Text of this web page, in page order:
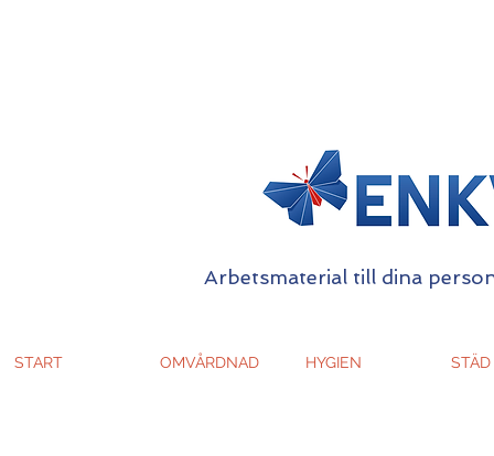
Arbetsmaterial till dina
START OMVÅRDNAD HYGIEN STÄD